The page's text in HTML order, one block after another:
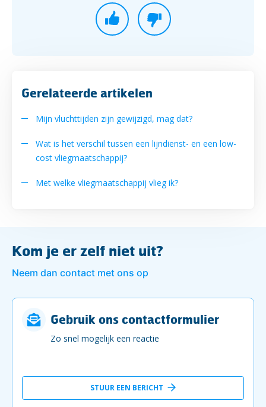
Gerelateerde artikelen
Mijn vluchttijden zijn gewijzigd, mag dat?
Wat is het verschil tussen een lijndienst- en een low-
cost vliegmaatschappij?
Met welke vliegmaatschappij vlieg ik?
Kom je er zelf niet uit?
Neem dan contact met ons op
Gebruik ons contactformulier
Zo snel mogelijk een reactie
STUUR EEN BERICHT